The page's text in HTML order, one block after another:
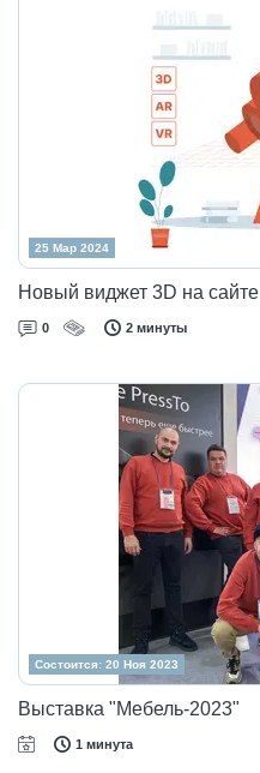
25 Мар 2024
Новый виджет 3D на сайте
0 2 минуты
Состоится: 20 Ноя 2023
Выставка "Мебель-2023"
1 минута